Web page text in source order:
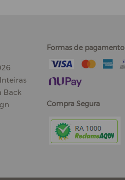
Back
Formas de pagamento
Compra Segura